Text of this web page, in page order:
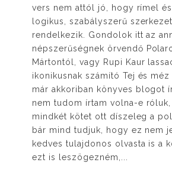
vers nem attól jó, hogy rímel
logikus, szabályszerű
rendelkezik. Gondolok itt az
népszerűségnek örvendő
Mártontól, vagy Rupi Kaur
ikonikusnak számító Tej és méz
már akkoriban könyves blogot
nem tudom írtam volna-e
mindkét kötet ott díszeleg a
bár mind tudjuk, hogy ez nem
kedves tulajdonos olvasta is a
ezt is leszögezném,...